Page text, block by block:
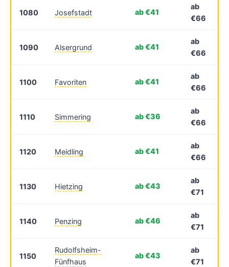
1080 Josefstadt ab €41
ab
€66
1090 Alsergrund ab €41
ab
€66
1100 Favoriten ab €41
ab
€66
1110 Simmering ab €36
ab
€66
1120 Meidling ab €41
ab
€66
1130 Hietzing ab €43
ab
€71
1140 Penzing ab €46
ab
€71
1150
Rudolfsheim-
Fünfhaus
ab €43
ab
€71